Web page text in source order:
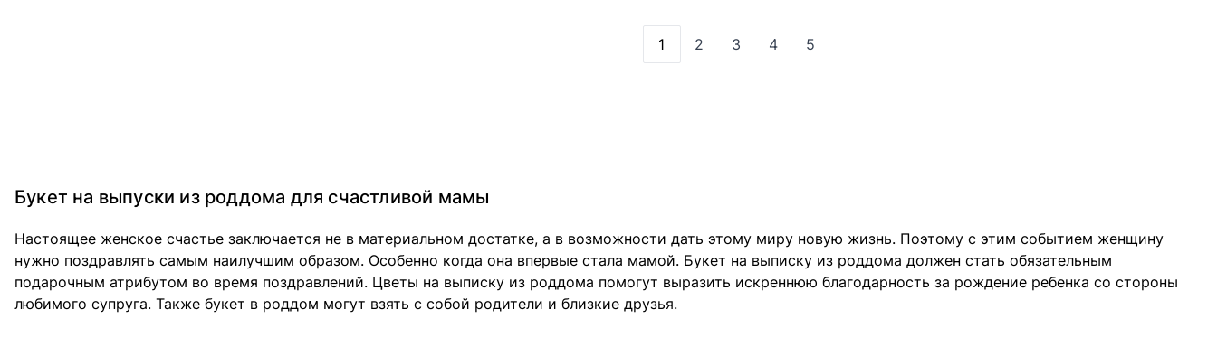
Вы сейчас читаете страницу
1 Страница
2 Страница
3 Страница
4 Страница
5
Букет на выпуски из роддома для счастливой мамы
Настоящее женское счастье заключается не в материальном достатке, а в возможности дать этому миру новую жизнь. Поэтому с этим событием женщину
нужно поздравлять самым наилучшим образом. Особенно когда она впервые стала мамой. Букет на выписку из роддома должен стать обязательным
подарочным атрибутом во время поздравлений. Цветы на выписку из роддома помогут выразить искреннюю благодарность за рождение ребенка со стороны
любимого супруга. Также букет в роддом могут взять с собой родители и близкие друзья.